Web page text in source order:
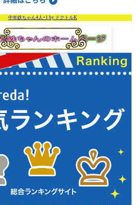
中年鉄ちゃん4人+1 by ドクトルK